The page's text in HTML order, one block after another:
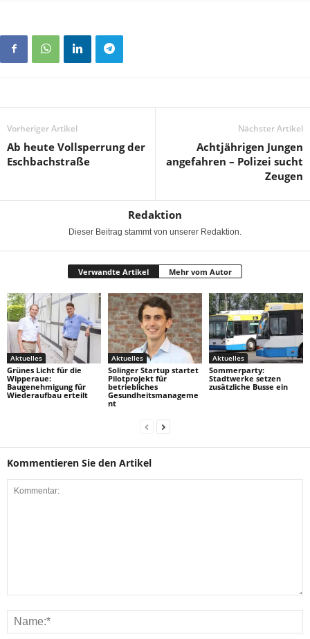
Vorheriger Artikel
Ab heute Vollsperrung der
Eschbachstraße
Nächster Artikel
Achtjährigen Jungen
angefahren – Polizei sucht
Zeugen
Redaktion
Dieser Beitrag stammt von unserer Redaktion.
Verwandte Artikel Mehr vom Autor
Aktuelles
Grünes Licht für die
Wipperaue:
Baugenehmigung für
Wiederaufbau erteilt
Aktuelles
Solinger Startup startet
Pilotprojekt für
betriebliches
Gesundheitsmanageme
nt
Aktuelles
Sommerparty:
Stadtwerke setzen
zusätzliche Busse ein
Kommentieren Sie den Artikel